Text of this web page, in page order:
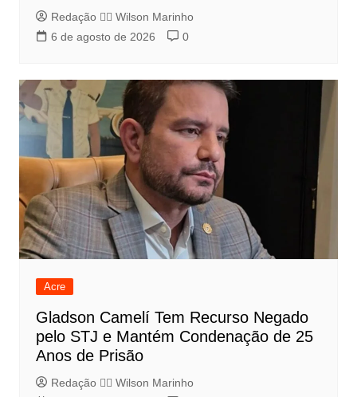
Redação 👨‍⚖️​ Wilson Marinho
6 de agosto de 2026
0
Acre
Gladson Camelí Tem Recurso Negado
pelo STJ e Mantém Condenação de 25
Anos de Prisão
Redação 👨‍⚖️​ Wilson Marinho